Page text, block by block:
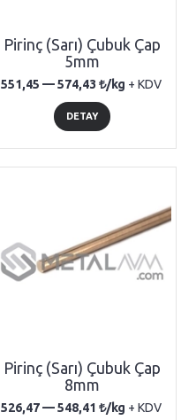
Pirinç (Sarı) Çubuk Çap
5mm
551,45 —574,43 /kg + KDV
DETAY
Pirinç (Sarı) Çubuk Çap
8mm
526,47 —548,41 /kg + KDV